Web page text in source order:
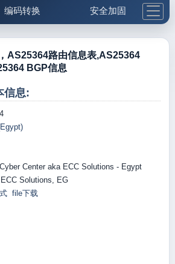
编码转换 安全加固
生活便民 更多工具
5.1支付宝大红包
AS25364路由信息表,AS25364
BGP信息
信息:
Center aka ECC Solutions - Egypt
Solutions, EG
file下载